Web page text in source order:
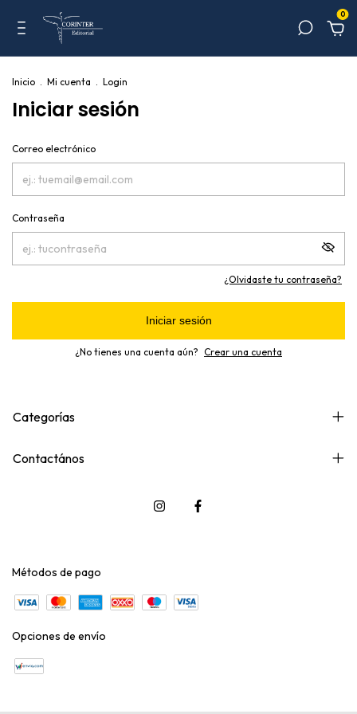
0
Inicio . Mi cuenta . Login
Iniciar sesión
Correo electrónico
Contraseña
¿Olvidaste tu contraseña?
Iniciar sesión
¿No tienes una cuenta aún? Crear una cuenta
Categorías
Contactános
Métodos de pago
Opciones de envío